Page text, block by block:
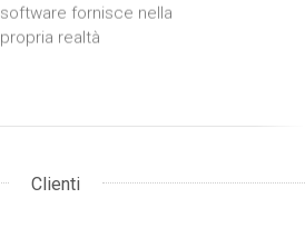
software fornisce nella
propria realtà
Clienti